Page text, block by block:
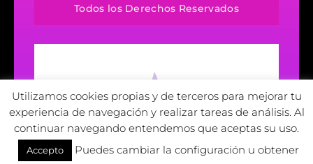
Todos los Derechos Reservados
Utilizamos cookies propias y de terceros para mejorar tu
experiencia de navegación y realizar tareas de análisis. Al
continuar navegando entendemos que aceptas su uso.
Accepto
Puedes cambiar la configuración u obtener